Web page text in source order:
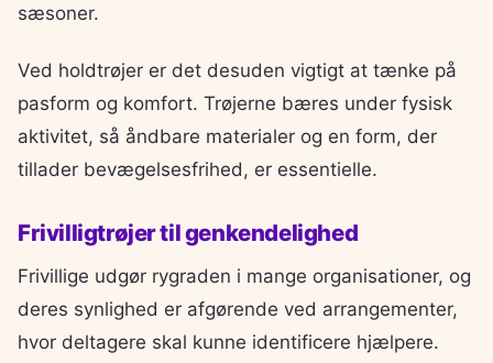
sæsoner.
Ved holdtrøjer er det desuden vigtigt at tænke på
pasform og komfort. Trøjerne bæres under fysisk
aktivitet, så åndbare materialer og en form, der
tillader bevægelsesfrihed, er essentielle.
Frivilligtrøjer til genkendelighed
Frivillige udgør rygraden i mange organisationer, og
deres synlighed er afgørende ved arrangementer,
hvor deltagere skal kunne identificere hjælpere.